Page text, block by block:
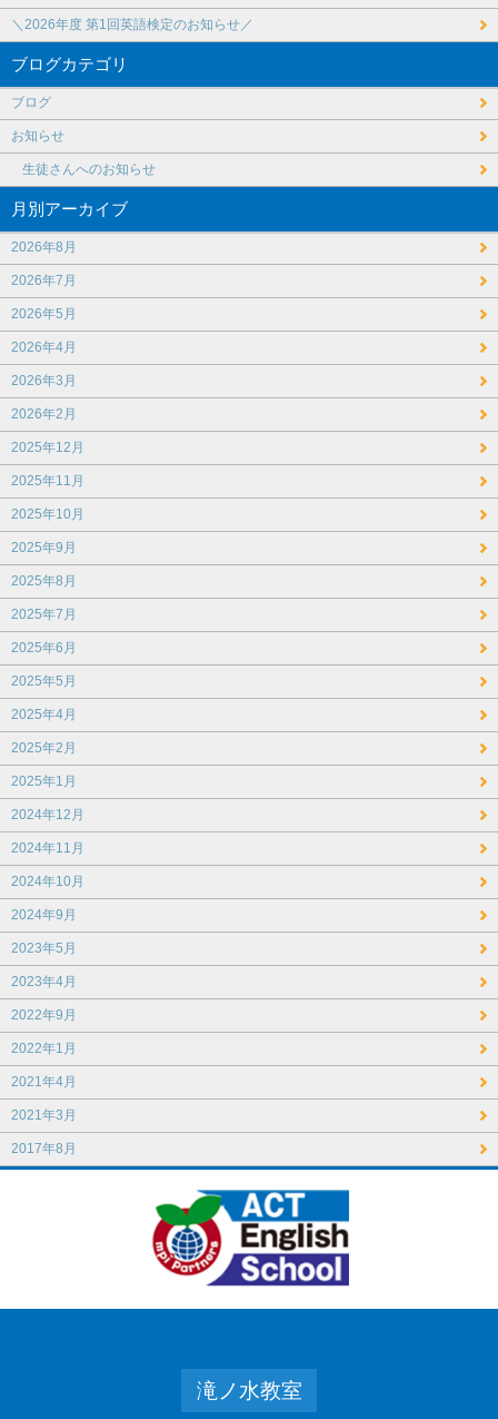
＼2026年度 第1回英語検定のお知らせ／
ブログカテゴリ
ブログ
お知らせ
生徒さんへのお知らせ
月別アーカイブ
2026年8月
2026年7月
2026年5月
2026年4月
2026年3月
2026年2月
2025年12月
2025年11月
2025年10月
2025年9月
2025年8月
2025年7月
2025年6月
2025年5月
2025年4月
2025年2月
2025年1月
2024年12月
2024年11月
2024年10月
2024年9月
2023年5月
2023年4月
2022年9月
2022年1月
2021年4月
2021年3月
2017年8月
滝ノ水教室